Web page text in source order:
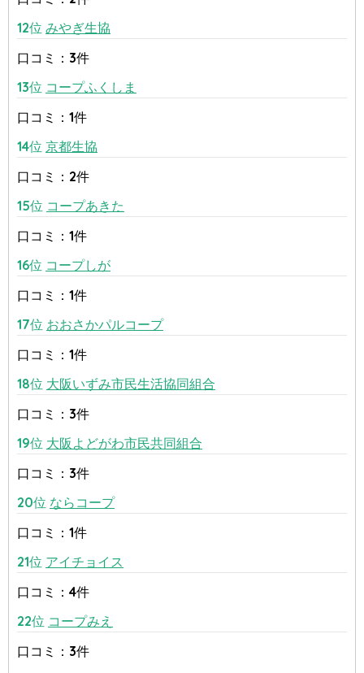
12位 みやぎ生協
口コミ：3件
13位 コープふくしま
口コミ：1件
14位 京都生協
口コミ：2件
15位 コープあきた
口コミ：1件
16位 コープしが
口コミ：1件
17位 おおさかパルコープ
口コミ：1件
18位 大阪いずみ市民生活協同組合
口コミ：3件
19位 大阪よどがわ市民共同組合
口コミ：3件
20位 ならコープ
口コミ：1件
21位 アイチョイス
口コミ：4件
22位 コープみえ
口コミ：3件